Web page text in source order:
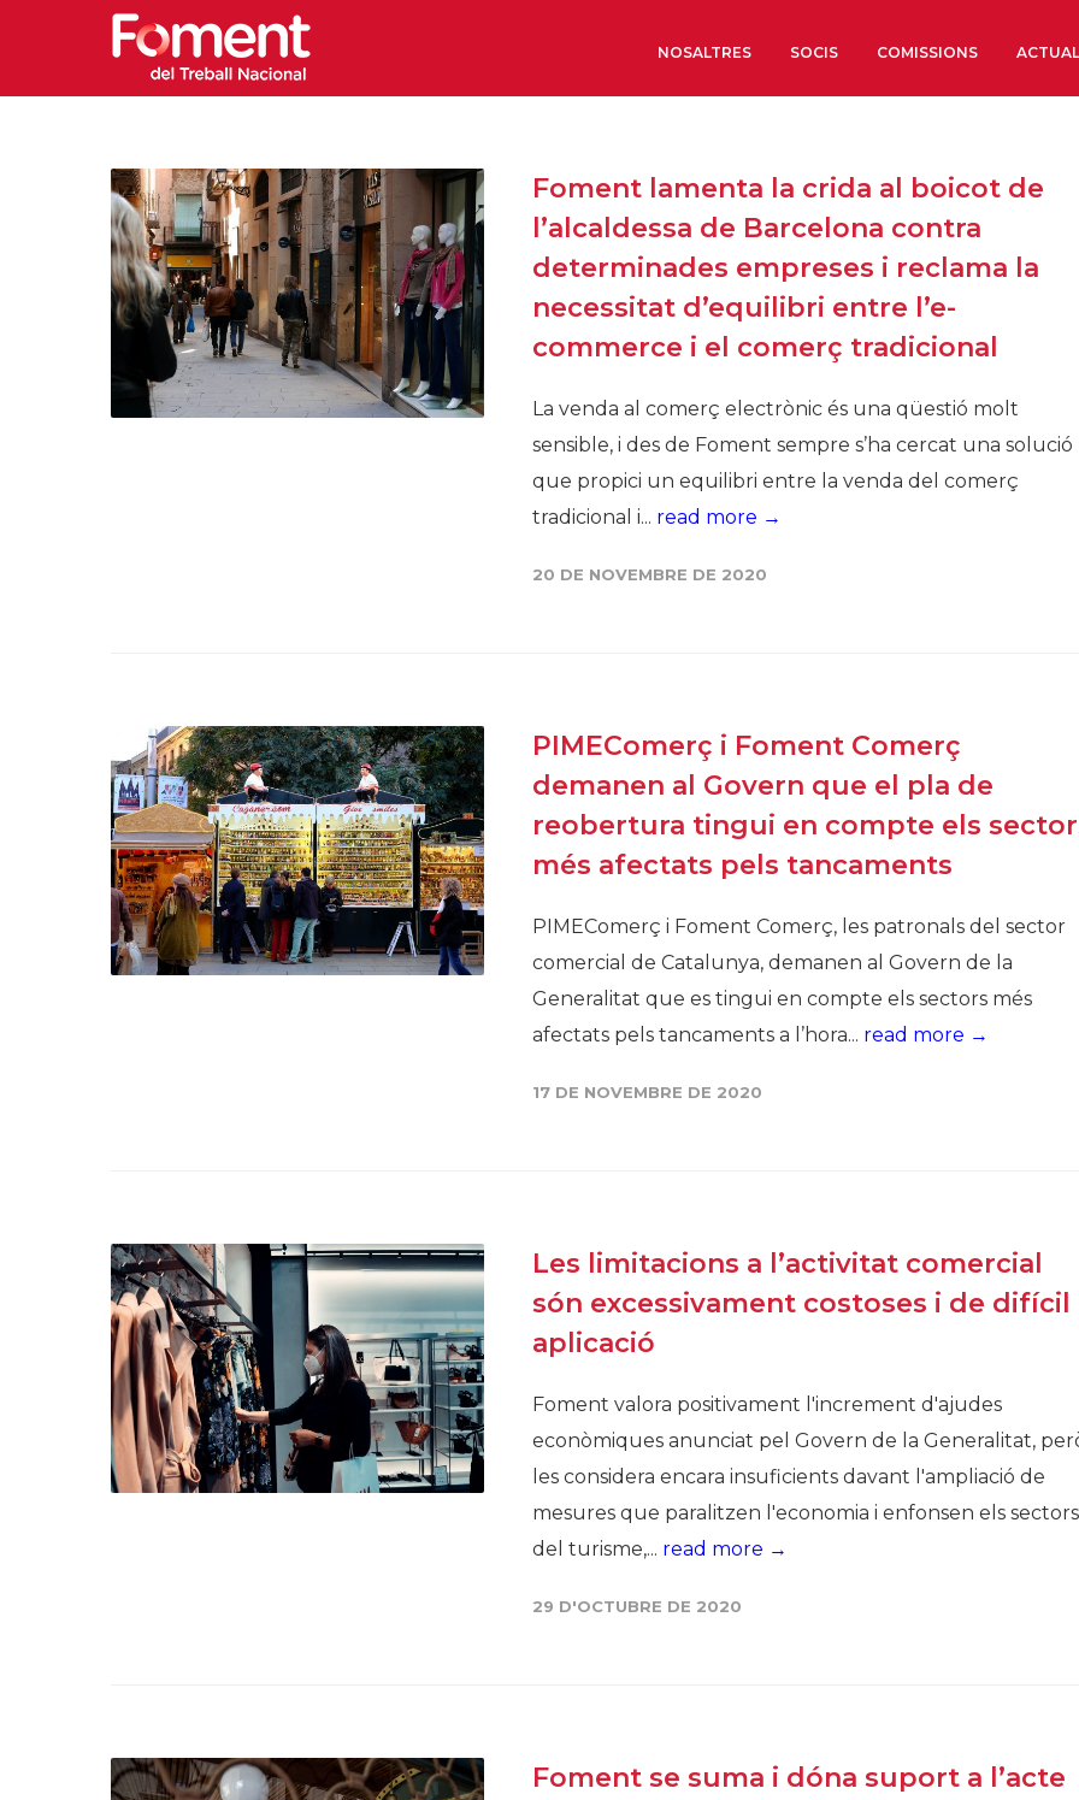
NOSALTRES
Òrgans de Govern
Òrgans Consultius
Estructura Executiva
Institut d’Estudis
Societat Barcelonesa
Organitzacions
Organitzacions
SOCIS COMISSIONS
Foment lamenta la crida al boicot de
l’alcaldessa de Barcelona contra
determinades empreses i reclama la
necessitat d’equilibri entre l’e-
commerce i el comerç tradicional
La venda al comerç electrònic és una qüestió molt
sensible, i des de Foment sempre s’ha cercat una solució
que propici un equilibri entre la venda del comerç
tradicional i... read more →
20 DE NOVEMBRE DE 2020
PIMEComerç i Foment Comerç
demanen al Govern que el pla de
reobertura tingui en compte els
més afectats pels tancaments
PIMEComerç i Foment Comerç, les patronals del sector
comercial de Catalunya, demanen al Govern de la
Generalitat que es tingui en compte els sectors més
afectats pels tancaments a l’hora... read more →
17 DE NOVEMBRE DE 2020
Les limitacions a l’activitat comercial
són excessivament costoses i de difícil
aplicació
Foment valora positivament l'increment d'ajudes
econòmiques anunciat pel Govern de la Generalitat,
les considera encara insuficients davant l'ampliació de
mesures que paralitzen l'economia i enfonsen els sectors
del turisme,... read more →
29 D'OCTUBRE DE 2020
Foment se suma i dóna suport a l’acte